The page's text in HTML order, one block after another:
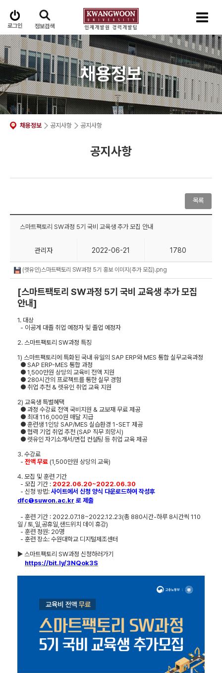
로그인 정보검색
채용정보
채용정보 공지사항 공지사항
공지사항
목록
스마트팩토리 SW과정 5기 국비 교육생 추가 모집 안내
관리자 2022-06-21 1780
(렛유인)스마트팩토리 SW과정 5기 홍보 이미지(추가 모집).png
[스마트팩토리 SW과정 5기 국비 교육생 추가 모집
안내]
1. 대상
- 이공계 대졸 취업 예정자 및 졸업 예정자
2. 스마트팩토리 SW과정 특징
1) 스마트팩토리에 특화된 국내 유일의 SAP ERP와MES 통합 실무교육과정
● SAP ERP-MES 통합 과정
● 1,500만원 상당의 교육비 전액 지원
● 280시간의 프로젝트를 통한 실무 경험
● 취업 추천 & 렛유인 취업 교육 지원
2) 교육생 특별혜택
● 과정 수강료 전액 국비지원 & 교보재 무료 제공
● 최대 116,000원 매달 지급
● 훈련생 1 인당 SAP/MES 실습환경 1-SET 제공
● 협력 기업 취업 추천 (SAP 직무 희망시 )
● 렛유인 자기소개서/면접 컨설팅 등 취업 교육 제공
3. 수강료
- 전액 무료 (1,500만원 상당의 교육)
4. 모집 및 훈련 기간
- 모집 기간 : 2022.06.20~2022.06.30
- 신청 방법: 사이트에서 신청 양식 다운로드하여 작성후
dfc@suwon.ac.kr 로 제출
- 훈련 기간 : 2022.07.18~2022.12.23(총 880시간-하루 8시간씩 110
일 / 토 일 공휴일 샌드위치 데이 휴강)
- 훈련 정원: 20명
- 훈련 장소: 수원대학교 디지털제조센터
▶ 스마트팩토리 SW과정 신청하러가기
https://bit.ly/3NQok3S